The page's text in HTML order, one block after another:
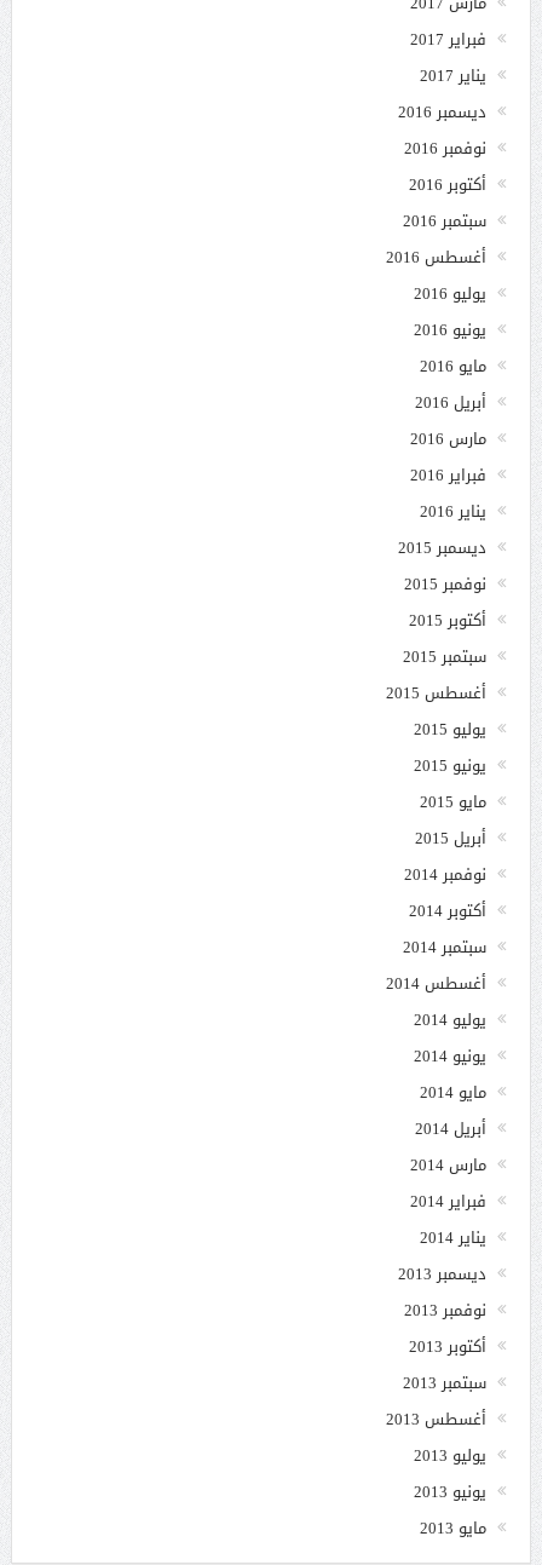
فبراير 2017
يناير 2017
ديسمبر 2016
نوفمبر 2016
أكتوبر 2016
سبتمبر 2016
أغسطس 2016
يوليو 2016
يونيو 2016
مايو 2016
أبريل 2016
مارس 2016
فبراير 2016
يناير 2016
ديسمبر 2015
نوفمبر 2015
أكتوبر 2015
سبتمبر 2015
أغسطس 2015
يوليو 2015
يونيو 2015
مايو 2015
أبريل 2015
نوفمبر 2014
أكتوبر 2014
سبتمبر 2014
أغسطس 2014
يوليو 2014
يونيو 2014
مايو 2014
أبريل 2014
مارس 2014
فبراير 2014
يناير 2014
ديسمبر 2013
نوفمبر 2013
أكتوبر 2013
سبتمبر 2013
أغسطس 2013
يوليو 2013
يونيو 2013
مايو 2013